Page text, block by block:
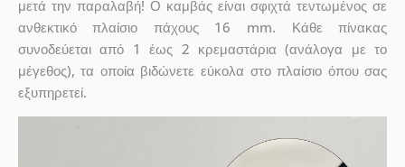
μετά την παραλαβή! Ο καμβάς είναι σφιχτά τεντωμένος σε
ανθεκτικό πλαίσιο πάχους 16 mm. Κάθε πίνακας
συνοδεύεται από 1 έως 2 κρεμαστάρια (ανάλογα με το
μέγεθος), τα οποία βιδώνετε εύκολα στο πλαίσιο όπου σας
εξυπηρετεί.